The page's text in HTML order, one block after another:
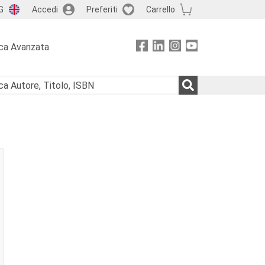
Accedi Preferiti Carrello
Avanzata